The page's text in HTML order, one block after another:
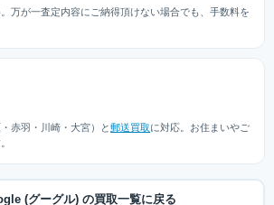
万が一査定内容にご納得頂けない場合でも、手数料を
・赤羽・川崎・大宮）と郵送買取に対応。お住まいやご
(グーグル) の買取一覧に戻る